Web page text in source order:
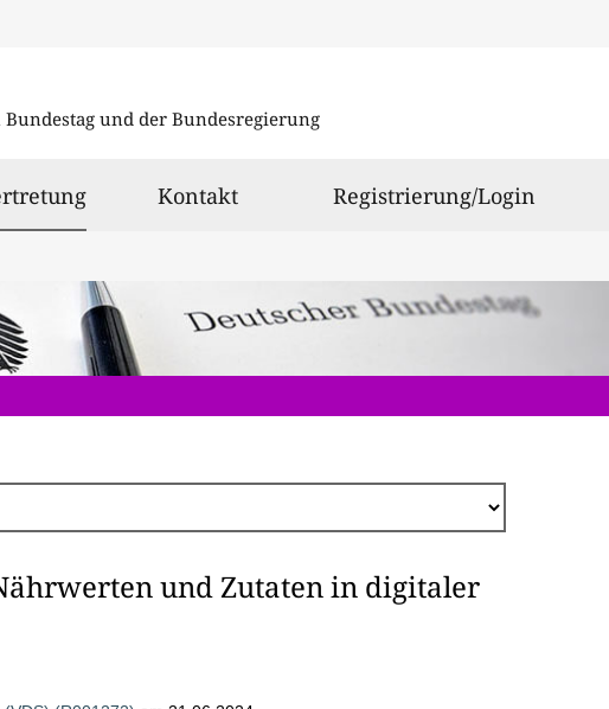
Bundestag und der Bundesregierung
ausgewählt
Kontakt Registrierung/Login
und Zutaten in digitaler